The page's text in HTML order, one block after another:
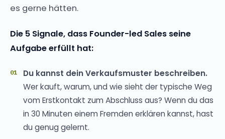
es gerne hätten.
Die 5 Signale, dass Founder-led Sales seine
Aufgabe erfüllt hat:
Du kannst dein Verkaufsmuster beschreiben.
Wer kauft, warum, und wie sieht der typische Weg
vom Erstkontakt zum Abschluss aus? Wenn du das
in 30 Minuten einem Fremden erklären kannst, hast
du genug gelernt.